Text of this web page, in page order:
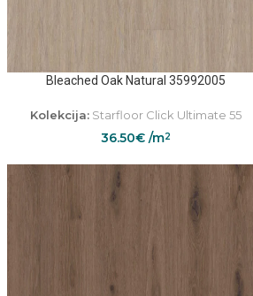
Bleached Oak Natural 35992005
Kolekcija: Starfloor Click Ultimate 55
36.50€ /m2